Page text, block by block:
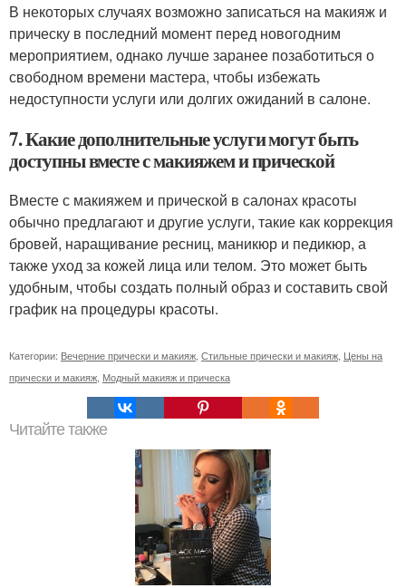
В некоторых случаях возможно записаться на макияж и
прическу в последний момент перед новогодним
мероприятием, однако лучше заранее позаботиться о
свободном времени мастера, чтобы избежать
недоступности услуги или долгих ожиданий в салоне.
7. Какие дополнительные услуги могут быть
доступны вместе с макияжем и прической
Вместе с макияжем и прической в салонах красоты
обычно предлагают и другие услуги, такие как коррекция
бровей, наращивание ресниц, маникюр и педикюр, а
также уход за кожей лица или телом. Это может быть
удобным, чтобы создать полный образ и составить свой
график на процедуры красоты.
Категории: Вечерние прически и макияж, Стильные прически и макияж, Цены на
прически и макияж, Модный макияж и прическа
Читайте также